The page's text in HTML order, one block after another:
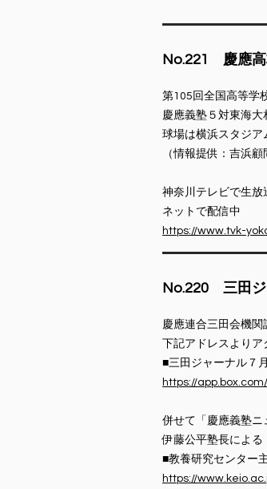
​No.221 慶應高
第105回全国高等学
慶應義塾５対東海大
球場は横浜スタジア
（情報提供：吉浜顧
神奈川テレビで生放
ネットで配信中
https://www.tvk-
​No.220 三田ジ
慶應連合三田会機関
下記アドレスより
■三田ジャーナル７
https://
併せて「慶應義塾ニ
伊藤公平塾長による
■教養研究センター
https://